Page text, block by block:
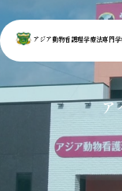
アジア動物看護理学療法専門学
ア